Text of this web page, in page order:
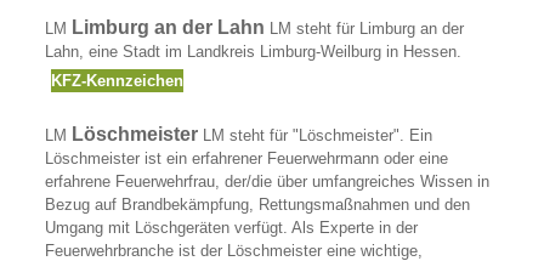
LM Limburg an der Lahn LM steht für Limburg an der
Lahn, eine Stadt im Landkreis Limburg-Weilburg in Hessen.
KFZ-Kennzeichen
LM Löschmeister LM steht für "Löschmeister". Ein
Löschmeister ist ein erfahrener Feuerwehrmann oder eine
erfahrene Feuerwehrfrau, der/die über umfangreiches Wissen in
Bezug auf Brandbekämpfung, Rettungsmaßnahmen und den
Umgang mit Löschgeräten verfügt. Als Experte in der
Feuerwehrbranche ist der Löschmeister eine wichtige,